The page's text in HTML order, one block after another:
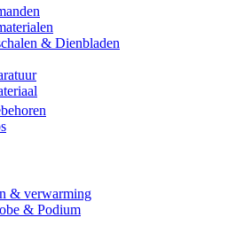
& Dienbladen
& verwarming
& Podium